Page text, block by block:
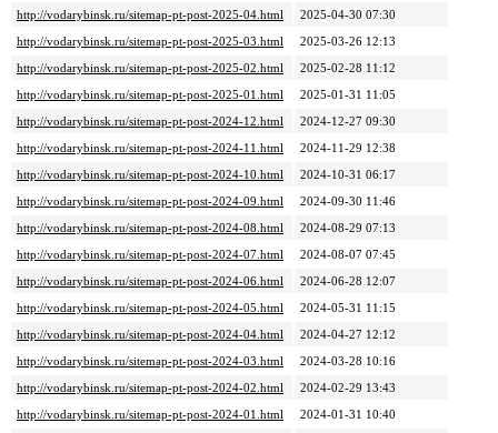
http://vodarybinsk.ru/sitemap-pt-post-2025-04.html
2025-04-30 07:30
http://vodarybinsk.ru/sitemap-pt-post-2025-03.html
2025-03-26 12:13
http://vodarybinsk.ru/sitemap-pt-post-2025-02.html
2025-02-28 11:12
http://vodarybinsk.ru/sitemap-pt-post-2025-01.html
2025-01-31 11:05
http://vodarybinsk.ru/sitemap-pt-post-2024-12.html
2024-12-27 09:30
http://vodarybinsk.ru/sitemap-pt-post-2024-11.html
2024-11-29 12:38
http://vodarybinsk.ru/sitemap-pt-post-2024-10.html
2024-10-31 06:17
http://vodarybinsk.ru/sitemap-pt-post-2024-09.html
2024-09-30 11:46
http://vodarybinsk.ru/sitemap-pt-post-2024-08.html
2024-08-29 07:13
http://vodarybinsk.ru/sitemap-pt-post-2024-07.html
2024-08-07 07:45
http://vodarybinsk.ru/sitemap-pt-post-2024-06.html
2024-06-28 12:07
http://vodarybinsk.ru/sitemap-pt-post-2024-05.html
2024-05-31 11:15
http://vodarybinsk.ru/sitemap-pt-post-2024-04.html
2024-04-27 12:12
http://vodarybinsk.ru/sitemap-pt-post-2024-03.html
2024-03-28 10:16
http://vodarybinsk.ru/sitemap-pt-post-2024-02.html
2024-02-29 13:43
http://vodarybinsk.ru/sitemap-pt-post-2024-01.html
2024-01-31 10:40